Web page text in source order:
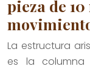
pieza de
La estructura
es la